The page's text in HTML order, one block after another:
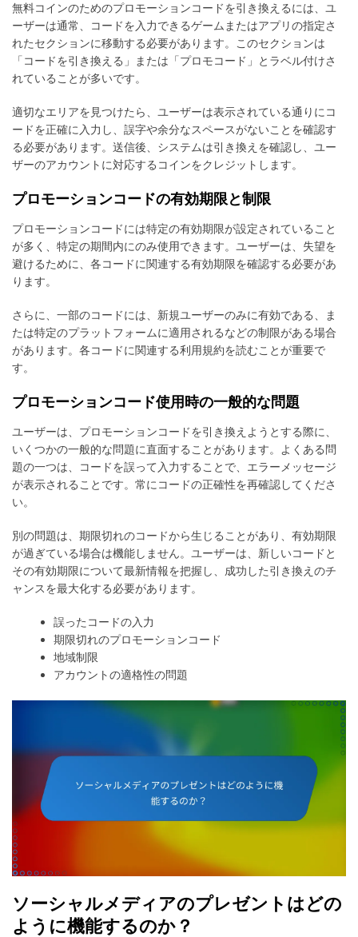
無料コインのためのプロモーションコードを引き換えるには、ユ
ーザーは通常、コードを入力できるゲームまたはアプリの指定さ
れたセクションに移動する必要があります。このセクションは
「コードを引き換える」または「プロモコード」とラベル付けさ
れていることが多いです。
適切なエリアを見つけたら、ユーザーは表示されている通りにコ
ードを正確に入力し、誤字や余分なスペースがないことを確認す
る必要があります。送信後、システムは引き換えを確認し、ユー
ザーのアカウントに対応するコインをクレジットします。
プロモーションコードの有効期限と制限
プロモーションコードには特定の有効期限が設定されていること
が多く、特定の期間内にのみ使用できます。ユーザーは、失望を
避けるために、各コードに関連する有効期限を確認する必要があ
ります。
さらに、一部のコードには、新規ユーザーのみに有効である、ま
たは特定のプラットフォームに適用されるなどの制限がある場合
があります。各コードに関連する利用規約を読むことが重要で
す。
プロモーションコード使用時の一般的な問題
ユーザーは、プロモーションコードを引き換えようとする際に、
いくつかの一般的な問題に直面することがあります。よくある問
題の一つは、コードを誤って入力することで、エラーメッセージ
が表示されることです。常にコードの正確性を再確認してくださ
い。
別の問題は、期限切れのコードから生じることがあり、有効期限
が過ぎている場合は機能しません。ユーザーは、新しいコードと
その有効期限について最新情報を把握し、成功した引き換えのチ
ャンスを最大化する必要があります。
誤ったコードの入力
期限切れのプロモーションコード
地域制限
アカウントの適格性の問題
ソーシャルメディアのプレゼントはどの
ように機能するのか？